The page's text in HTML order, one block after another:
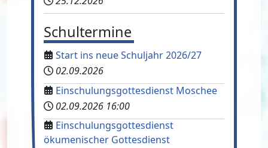
Schultermine
Start ins neue Schuljahr 2026/27
02.09.2026
Einschulungsgottesdienst Moschee
02.09.2026 16:00
Einschulungsgottesdienst
ökumenischer Gottesdienst